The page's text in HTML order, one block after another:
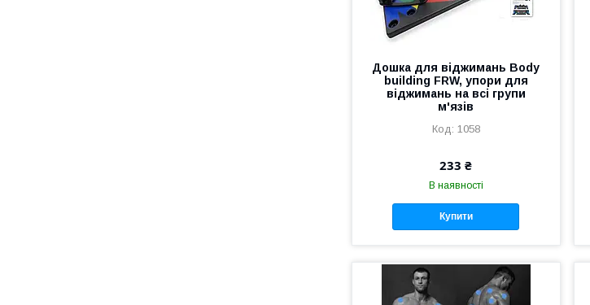
Дошка для віджимань Body
building FRW, упори для
віджимань на всі групи
м'язів
1058
233 ₴
В наявності
Купити